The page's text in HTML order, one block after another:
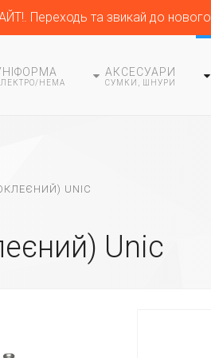
Переходь та звикай до нового
HEMA
АКСЕСУАРИ
СУМКИ, ШНУРИ
UNIC
Unic